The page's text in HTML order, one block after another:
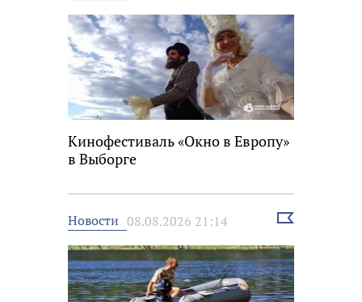
Кинофестиваль «Окно в Европу»
в Выборге
Новости 08.08.2026 21:14
Выбрать